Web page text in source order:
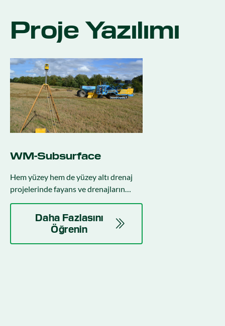
Proje Yazılımı
WM-Subsurface
Hem yüzey hem de yüzey altı drenaj
projelerinde fayans ve drenajların
sağlayın.Daha Fazlasını
Öğrenin